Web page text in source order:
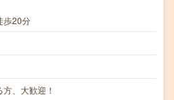
歩20分
、大歓迎！